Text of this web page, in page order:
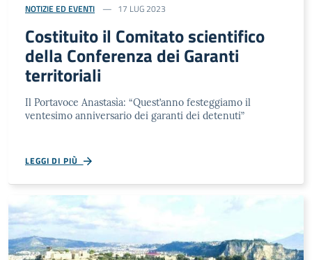
NOTIZIE ED EVENTI 17 LUG 2023
Costituito il Comitato scientifico
della Conferenza dei Garanti
territoriali
Il Portavoce Anastasìa: “Quest’anno festeggiamo il
ventesimo anniversario dei garanti dei detenuti”
LEGGI DI PIÙ